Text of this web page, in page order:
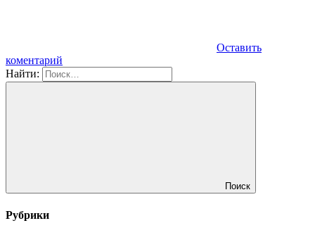
Оставить
коментарий
Найти:
Поиск
Рубрики